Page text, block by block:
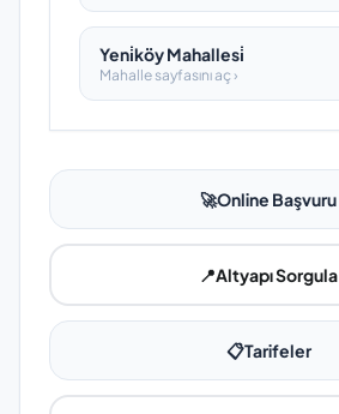
Yeni̇köy Mahallesi̇
Mahalle sayfasını aç ›
🚀Online Başvuru
📍Altyapı Sorgula
📋Tarifeler